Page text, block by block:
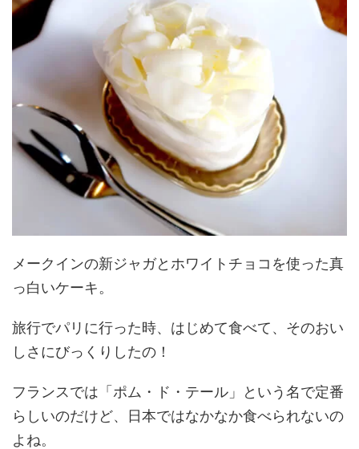
メークインの新ジャガとホワイトチョコを使った真
っ白いケーキ。
旅行でパリに行った時、はじめて食べて、そのおい
しさにびっくりしたの！
フランスでは「ポム・ド・テール」という名で定番
らしいのだけど、日本ではなかなか食べられないの
よね。